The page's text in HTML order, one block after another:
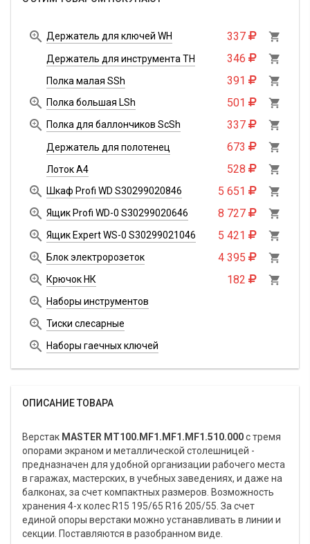
 Держатель для ключей WH 337 
Держатель для инструмента TH 346 
Полка малая SSh 391 
 Полка большая LSh 501 
 Полка для баллончиков ScSh 337 
Держатель для полотенец 673 
Лоток А4 528 
 Шкаф Profi WD S30299020846 5 651 
 Ящик Profi WD-0 S30299020646 8 727 
 Ящик Expert WS-0 S30299021046 5 421 
 Блок электророзеток 4 395 
 Крючок НК 182 
 Наборы инструментов
 Тиски слесарные
 Наборы гаечных ключей
ОПИСАНИЕ ТОВАРА
Верстак MASTER MT100.MF1.MF1.MF1.510.000с тремя
опорами экраном и металлической столешницей -
предназначен для удобной организации рабочего места
в гаражах, мастерских, в учебных заведениях, и даже на
балконах, за счет компактных размеров. Возможность
хранения 4-х колес R15 195/65 R16 205/55. За счет
единой опоры верстаки можно устанавливать в линии и
секции. Поставляются в разобранном виде.